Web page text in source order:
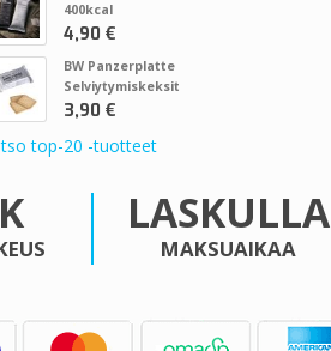
400kcal
4,90 €
BW Panzerplatte
Selviytymiskeksit
3,90 €
top-20 -tuotteet
LASKULLA
MAKSUAIKAA